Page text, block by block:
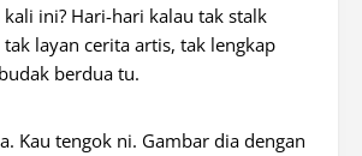
ini? Hari-hari kalau tak stalk
layan cerita artis, tak lengkap
berdua tu.
Kau tengok ni. Gambar dia dengan